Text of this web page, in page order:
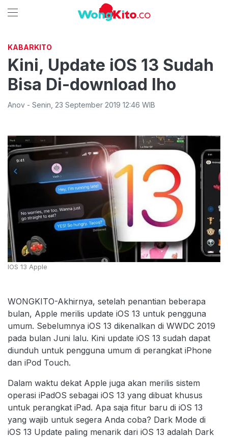
KABARKITO
Kini, Update iOS 13 Sudah
Bisa Di-download lho
Anov - Senin 23 September 2019 12:46 WIB
IOS 13 Apple
WONGKITO-Akhirnya, setelah penantian beberapa
bulan, Apple merilis update iOS 13 untuk pengguna
umum. Sebelumnya iOS 13 dikenalkan di WWDC 2019
pada bulan Juni lalu. Kini update iOS 13 sudah dapat
diunduh untuk pengguna umum di perangkat iPhone
dan iPod Touch.
Dalam waktu dekat Apple juga akan merilis sistem
operasi iPadOS sebagai iOS 13 yang dibuat khusus
untuk perangkat iPad. Apa saja fitur baru di iOS 13
yang wajib untuk segera Anda coba? Dark Mode di
iOS 13 Update paling menarik dari iOS 13 adalah Dark